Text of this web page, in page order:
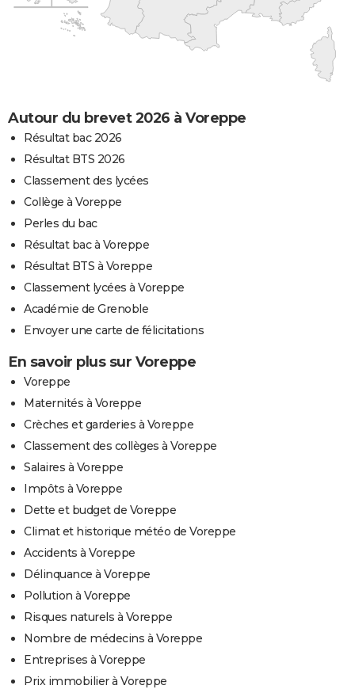
Autour du brevet 2026 à Voreppe
Résultat bac 2026
Résultat BTS 2026
Classement des lycées
Collège à Voreppe
Perles du bac
Résultat bac à Voreppe
Résultat BTS à Voreppe
Classement lycées à Voreppe
Académie de Grenoble
Envoyer une carte de félicitations
En savoir plus sur Voreppe
Voreppe
Maternités à Voreppe
Crèches et garderies à Voreppe
Classement des collèges à Voreppe
Salaires à Voreppe
Impôts à Voreppe
Dette et budget de Voreppe
Climat et historique météo de Voreppe
Accidents à Voreppe
Délinquance à Voreppe
Pollution à Voreppe
Risques naturels à Voreppe
Nombre de médecins à Voreppe
Entreprises à Voreppe
Prix immobilier à Voreppe